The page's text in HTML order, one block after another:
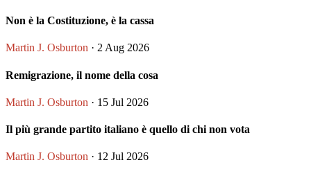
Non è la Costituzione, è la cassa
Martin J. Osburton · 2 Aug 2026
Remigrazione, il nome della cosa
Martin J. Osburton · 15 Jul 2026
Il più grande partito italiano è quello di chi non vota
Martin J. Osburton · 12 Jul 2026